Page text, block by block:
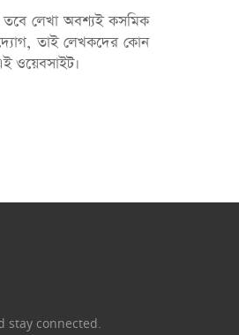
তবে লেখা অবশ্যই কসমিক
তাই লেখকদের কোন
ওয়েবসাইট।
stay connected.